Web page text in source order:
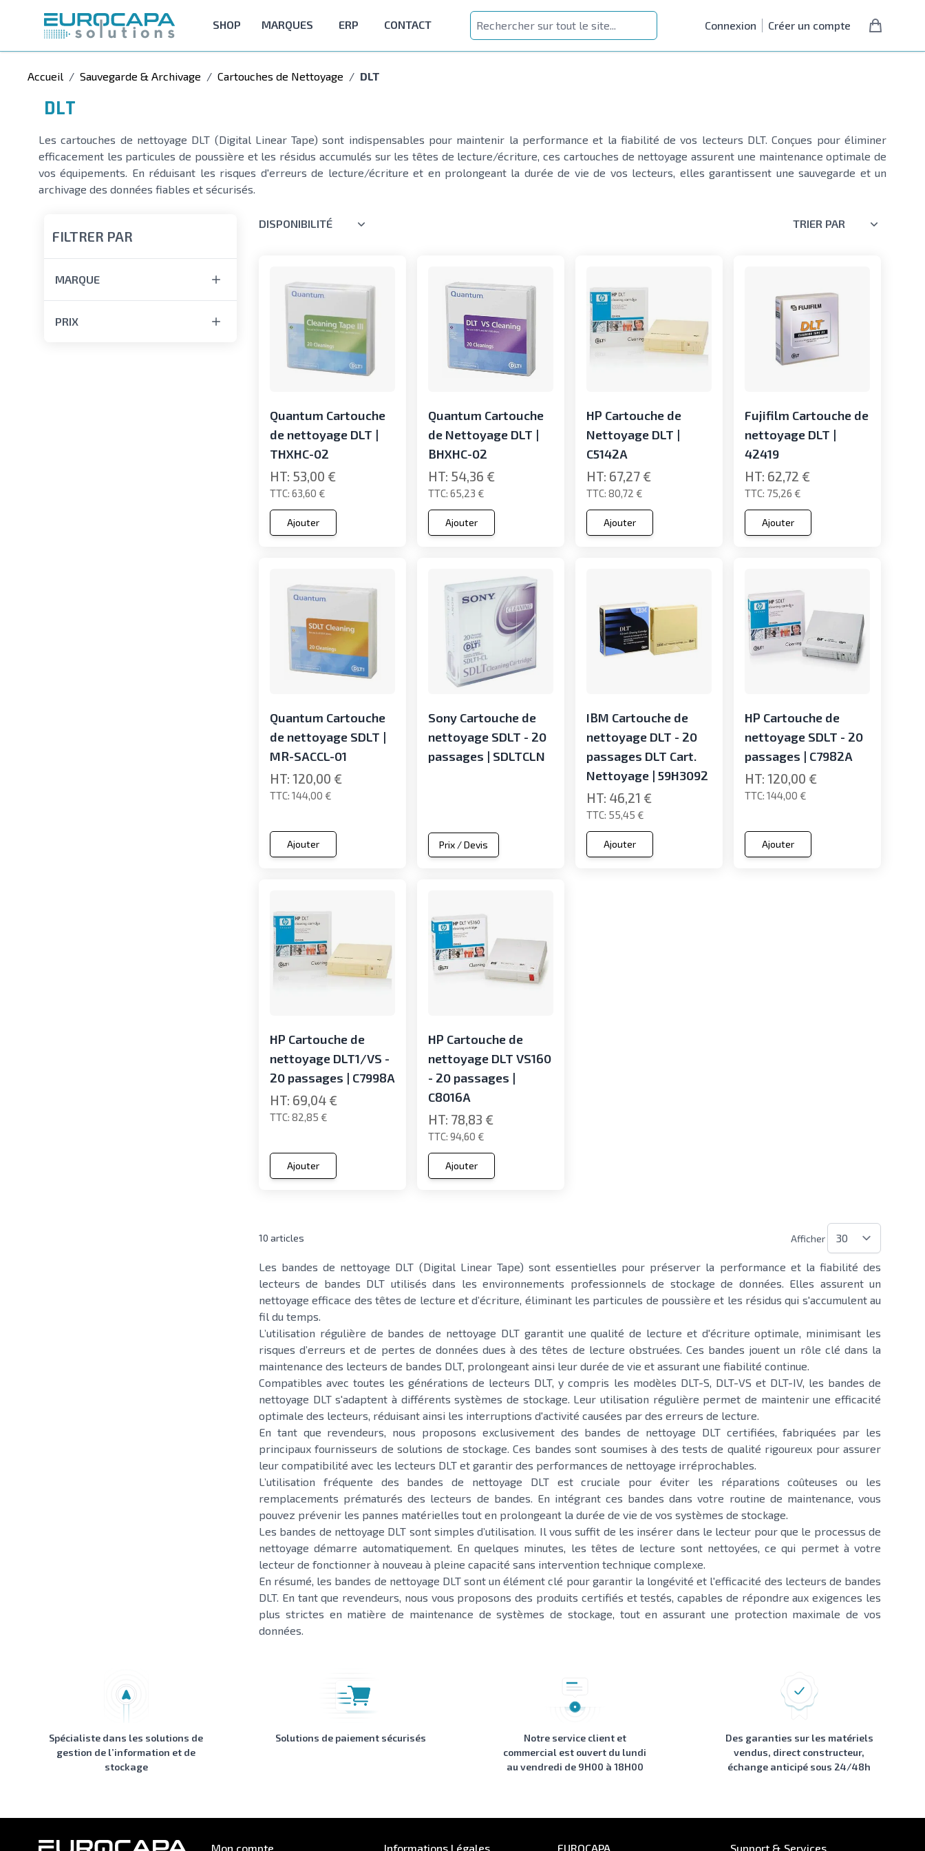
SHOP
MARQUES ERP CONTACT Connexion Créer un compte
Accueil / Sauvegarde & Archivage / Cartouches de Nettoyage / DLT
DLT
Les cartouches de nettoyage DLT (Digital Linear Tape) sont indispensables pour maintenir la performance et la fiabilité de vos lecteurs DLT. Conçues pour éliminer
efficacement les particules de poussière et les résidus accumulés sur les têtes de lecture/écriture, ces cartouches de nettoyage assurent une maintenance optimale de
vos équipements. En réduisant les risques d'erreurs de lecture/écriture et en prolongeant la durée de vie de vos lecteurs, elles garantissent une sauvegarde et un
archivage des données fiables et sécurisés.
FILTRER PAR
MARQUE
PRIX
DISPONIBILITÉ TRIER PAR
Quantum Cartouche
de nettoyage DLT |
THXHC-02
63,60 €
53,00 €
Ajouter
Quantum Cartouche
de Nettoyage DLT |
BHXHC-02
65,23 €
54,36 €
Ajouter
HP Cartouche de
Nettoyage DLT |
C5142A
80,72 €
67,27 €
Ajouter
Fujifilm Cartouche de
nettoyage DLT |
42419
75,26 €
62,72 €
Ajouter
Quantum Cartouche
de nettoyage SDLT |
MR-SACCL-01
144,00 €
120,00 €
Ajouter
Sony Cartouche de
nettoyage SDLT - 20
passages | SDLTCLN
Prix / Devis
IBM Cartouche de
nettoyage DLT - 20
passages DLT Cart.
Nettoyage | 59H3092
55,45 €
46,21 €
Ajouter
HP Cartouche de
nettoyage SDLT - 20
passages | C7982A
144,00 €
120,00 €
Ajouter
HP Cartouche de
nettoyage DLT1/VS -
20 passages | C7998A
82,85 €
69,04 €
Ajouter
HP Cartouche de
nettoyage DLT VS160
- 20 passages |
C8016A
94,60 €
78,83 €
Ajouter
10 articles Afficher
Les bandes de nettoyage DLT (Digital Linear Tape) sont essentielles pour préserver la performance et la fiabilité des
lecteurs de bandes DLT utilisés dans les environnements professionnels de stockage de données. Elles assurent un
nettoyage efficace des têtes de lecture et d’écriture, éliminant les particules de poussière et les résidus qui s'accumulent au
fil du temps.
L’utilisation régulière de bandes de nettoyage DLT garantit une qualité de lecture et d'écriture optimale, minimisant les
risques d’erreurs et de pertes de données dues à des têtes de lecture obstruées. Ces bandes jouent un rôle clé dans la
maintenance des lecteurs de bandes DLT, prolongeant ainsi leur durée de vie et assurant une fiabilité continue.
Compatibles avec toutes les générations de lecteurs DLT, y compris les modèles DLT-S, DLT-VS et DLT-IV, les bandes de
nettoyage DLT s'adaptent à différents systèmes de stockage. Leur utilisation régulière permet de maintenir une efficacité
optimale des lecteurs, réduisant ainsi les interruptions d'activité causées par des erreurs de lecture.
En tant que revendeurs, nous proposons exclusivement des bandes de nettoyage DLT certifiées, fabriquées par les
principaux fournisseurs de solutions de stockage. Ces bandes sont soumises à des tests de qualité rigoureux pour assurer
leur compatibilité avec les lecteurs DLT et garantir des performances de nettoyage irréprochables.
L’utilisation fréquente des bandes de nettoyage DLT est cruciale pour éviter les réparations coûteuses ou les
remplacements prématurés des lecteurs de bandes. En intégrant ces bandes dans votre routine de maintenance, vous
pouvez prévenir les pannes matérielles tout en prolongeant la durée de vie de vos systèmes de stockage.
Les bandes de nettoyage DLT sont simples d’utilisation. Il vous suffit de les insérer dans le lecteur pour que le processus de
nettoyage démarre automatiquement. En quelques minutes, les têtes de lecture sont nettoyées, ce qui permet à votre
lecteur de fonctionner à nouveau à pleine capacité sans intervention technique complexe.
En résumé, les bandes de nettoyage DLT sont un élément clé pour garantir la longévité et l'efficacité des lecteurs de bandes
DLT. En tant que revendeurs, nous vous proposons des produits certifiés et testés, capables de répondre aux exigences les
plus strictes en matière de maintenance de systèmes de stockage, tout en assurant une protection maximale de vos
données.
Spécialiste dans les solutions de
gestion de l’information et de
stockage
Solutions de paiement sécurisés
Notre service client et
commercial est ouvert du lundi
au vendredi de 9H00 à 18H00
Des garanties sur les matériels
vendus, direct constructeur,
échange anticipé sous 24/48h
Mon compte Informations Légales EUROCAPA Support & Services